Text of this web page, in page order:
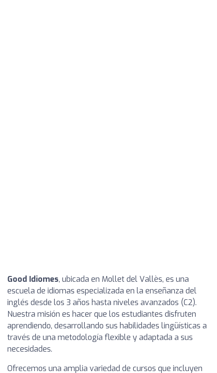
Good Idiomes, ubicada en Mollet del Vallès, es una
escuela de idiomas especializada en la enseñanza del
inglés desde los 3 años hasta niveles avanzados (C2).
Nuestra misión es hacer que los estudiantes disfruten
aprendiendo, desarrollando sus habilidades lingüísticas a
través de una metodología flexible y adaptada a sus
necesidades.
Ofrecemos una amplia variedad de cursos que incluyen